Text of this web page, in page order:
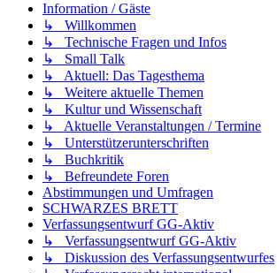
Information / Gäste
↳ Willkommen
↳ Technische Fragen und Infos
↳ Small Talk
↳ Aktuell: Das Tagesthema
↳ Weitere aktuelle Themen
↳ Kultur und Wissenschaft
↳ Aktuelle Veranstaltungen / Termine
↳ Unterstützerunterschriften
↳ Buchkritik
↳ Befreundete Foren
Abstimmungen und Umfragen
SCHWARZES BRETT
Verfassungsentwurf GG-Aktiv
↳ Verfassungsentwurf GG-Aktiv
↳ Diskussion des Verfassungsentwurfes